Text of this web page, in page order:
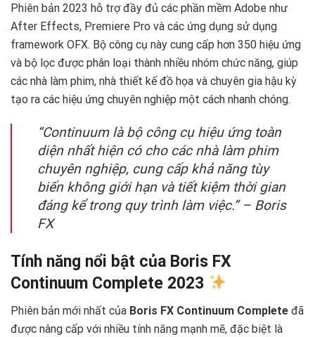
Phiên bản 2023 hỗ trợ đầy đủ các phần mềm Adobe như
After Effects, Premiere Pro và các ứng dụng sử dụng
framework OFX. Bộ công cụ này cung cấp hơn 350 hiệu ứng
và bộ lọc được phân loại thành nhiều nhóm chức năng, giúp
các nhà làm phim, nhà thiết kế đồ họa và chuyên gia hậu kỳ
tạo ra các hiệu ứng chuyên nghiệp một cách nhanh chóng.
“Continuum là bộ công cụ hiệu ứng toàn
diện nhất hiện có cho các nhà làm phim
chuyên nghiệp, cung cấp khả năng tùy
biến không giới hạn và tiết kiệm thời gian
đáng kể trong quy trình làm việc.” – Boris
FX
Tính năng nổi bật của Boris FX
Continuum Complete 2023
Phiên bản mới nhất của Boris FX Continuum Complete đã
được nâng cấp với nhiều tính năng mạnh mẽ, đặc biệt là